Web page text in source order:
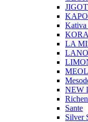
LA
NEW
Sante
Silver